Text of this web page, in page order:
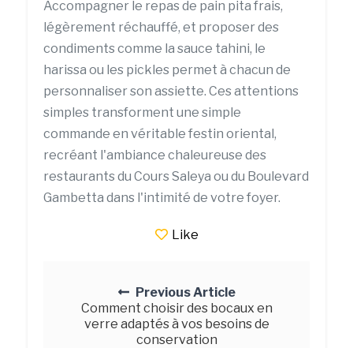
Accompagner le repas de pain pita frais,
légèrement réchauffé, et proposer des
condiments comme la sauce tahini, le
harissa ou les pickles permet à chacun de
personnaliser son assiette. Ces attentions
simples transforment une simple
commande en véritable festin oriental,
recréant l'ambiance chaleureuse des
restaurants du Cours Saleya ou du Boulevard
Gambetta dans l'intimité de votre foyer.
Like
navigationPrevious Article
Comment choisir des bocaux en
verre adaptés à vos besoins de
conservation